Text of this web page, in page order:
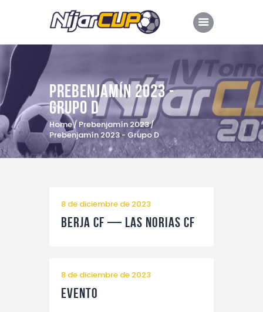
Prebenjamín 2023 -
Grupo D
Home
Prebenjamín 2023
Prebenjamín 2023 - Grupo D
Inicio
Dossier
Edición 2023
Edición 2022
Comarca de Níjar
Colaboradores
Contacto
8 de diciembre de 2023
Berja CF — Las Norias CF
8 de diciembre de 2023
Evento